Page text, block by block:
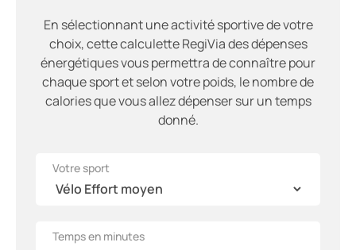
En sélectionnant une activité sportive de votre
choix, cette calculette RegiVia des dépenses
énergétiques vous permettra de connaître pour
chaque sport et selon votre poids, le nombre de
calories que vous allez dépenser sur un temps
donné.
Votre sport
Temps en minutes